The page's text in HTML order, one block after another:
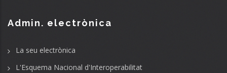
Admin. electrònica
La seu electrònica
L'Esquema Nacional d'Interoperabilitat